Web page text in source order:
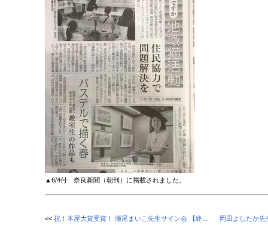
▲6/4付 奈良新聞（朝刊）に掲載されました。
<< 祝！本屋大賞受賞！ 瀬尾まいこ先生サイン会 【終... 岡田よしたか